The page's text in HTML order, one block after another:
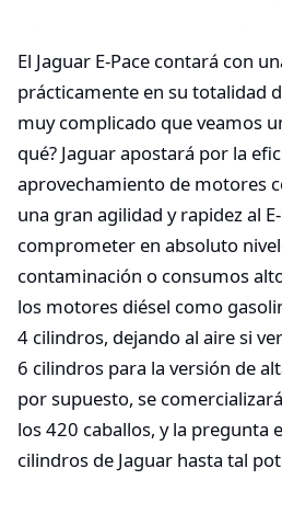
El Jaguar E-Pace contará con
prácticamente en su totalidad
muy complicado que veamos
qué? Jaguar apostará por la
aprovechamiento de motores
una gran agilidad y rapidez al
comprometer en absoluto
contaminación o consumos
los motores diésel como
4 cilindros, dejando al aire si
6 cilindros para la versión de
por supuesto, se
los 420 caballos, y la pregunta
cilindros de Jaguar hasta tal